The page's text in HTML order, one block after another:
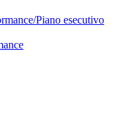
Piano esecutivo